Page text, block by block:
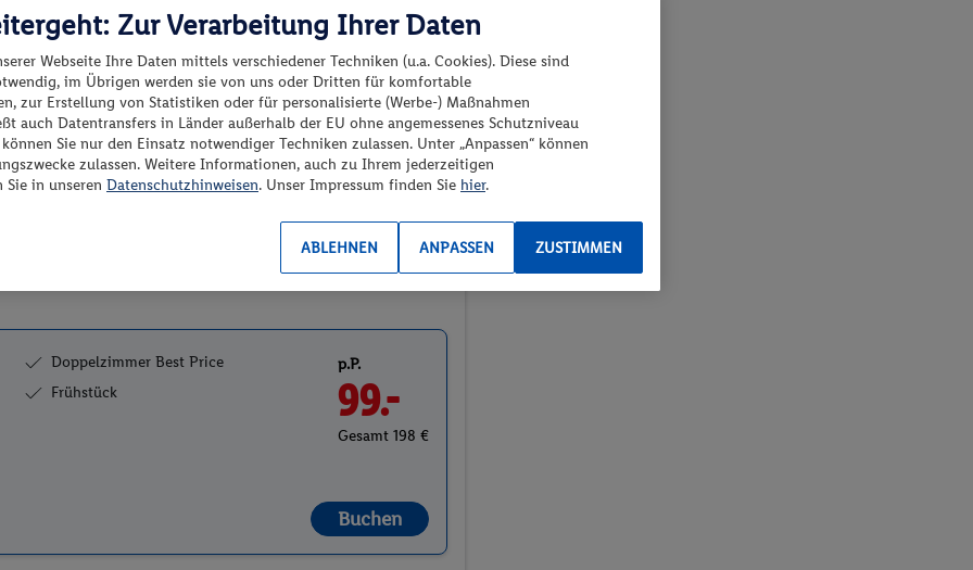
los?
Preis aufsteigend
Doppelzimmer Best Price
Frühstück
p.P.
99.-
Gesamt 198 €
Buchen
Zur Verarbeitung Ihrer Daten
Webseite Ihre Daten mittels verschiedener Techniken (u.a. Cookies). Diese sind
im Übrigen werden sie von uns oder Dritten für komfortable
zur Erstellung von Statistiken oder für personalisierte (Werbe-) Maßnahmen
auch Datentransfers in Länder außerhalb der EU ohne angemessenes Schutzniveau
Sie nur den Einsatz notwendiger Techniken zulassen. Unter „Anpassen“ können
zulassen. Weitere Informationen, auch zu Ihrem jederzeitigen
in unseren Datenschutzhinweisen. Unser Impressum finden Sie hier.
ZUSTIMMEN
ANPASSEN
ABLEHNEN